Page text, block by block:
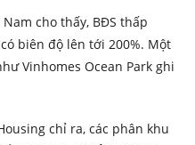
cho thấy, BĐS thấp
biên độ lên tới 200%. Một
Vinhomes Ocean Park ghi
chỉ ra, các phân khu